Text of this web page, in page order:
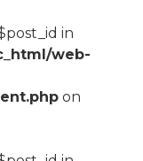
in
web-
on